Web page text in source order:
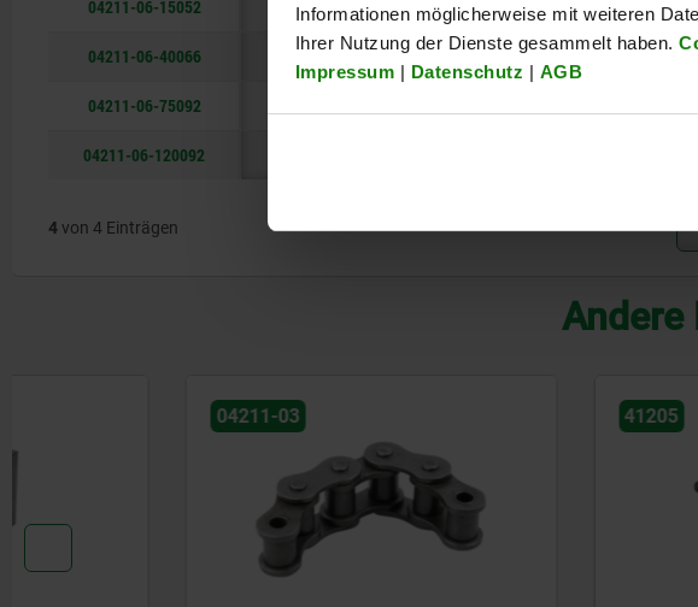
Informationen möglicherweise mit weiteren
Ihrer Nutzung der Dienste gesammelt haben.
Impressum | Datenschutz | AGB
04211-06-15052 14 52 97 143-
04211-06-40066 20 66 126 202-
04211-06-75092
04211-06-120092 291-
4von 4 Einträgen
Andere